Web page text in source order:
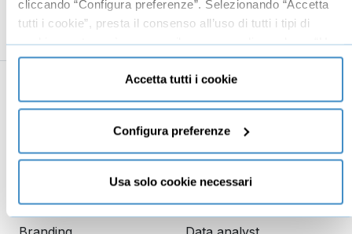
cliccando “Configura preferenze”. Selezionando “Accetta
tutti i cookie”, presta il consenso all’uso di tutti i tipi di
cookie mentre può revocare il consenso cliccando su “Usa
solo cookie necessari” e saranno attivati i soli cookie
tecnici necessari al corretto funzionamento del sito.
Accetta tutti i cookie
Configura preferenze
Usa solo cookie necessari
Le ultime cose da dire 05:27
Business
Mindset imprenditoriale
Imprenditoria
Vendita
Digital marketing
Seo
Social media manager
E-commerce
Google